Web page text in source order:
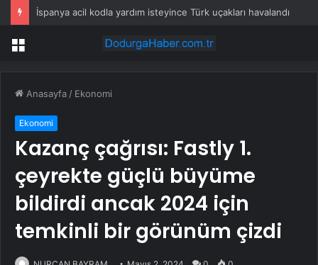
İspanya acil kodla yardım isteyince Türk uçakları havalandı
Menü
Anasayfa / Ekonomi
Ekonomi
Kazanç çağrısı: Fastly 1.
çeyrekte güçlü büyüme
bildirdi ancak 2024 için
temkinli bir görünüm çizdi